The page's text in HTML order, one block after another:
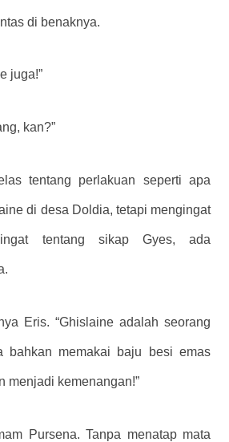
di benaknya.
juga!”
kan?”
tentang perlakuan seperti apa
di desa Doldia, tetapi mengingat
tentang sikap Gyes, ada
Eris. “Ghislaine adalah seorang
bahkan memakai baju besi emas
menjadi kemenangan!”
Pursena. Tanpa menatap mata